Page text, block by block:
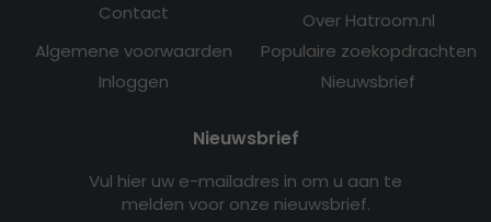
Contact
Algemene voorwaarden
Inloggen
Over Hatroom.nl
Populaire zoekopdrachten
Nieuwsbrief
Nieuwsbrief
Vul hier uw e-mailadres in om u aan te
melden voor onze nieuwsbrief.